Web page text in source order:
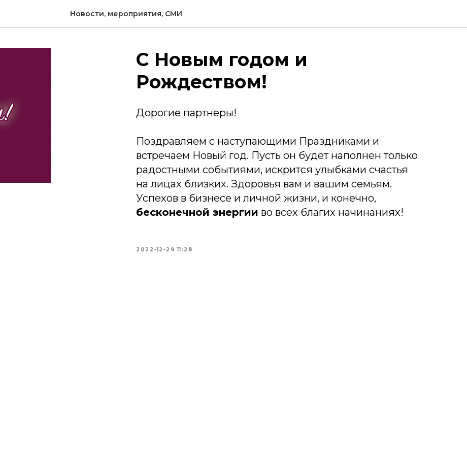
Новости, мероприятия, СМИ
С Новым годом и
Рождеством!
Дорогие партнеры!
Поздравляем с наступающими Праздниками и
встречаем Новый год. Пусть он будет наполнен только
радостными событиями, искрится улыбками счастья
на лицах близких. Здоровья вам и вашим семьям.
Успехов в бизнесе и личной жизни, и конечно,
бесконечной энергии во всех благих начинаниях!
2022-12-29 11:28